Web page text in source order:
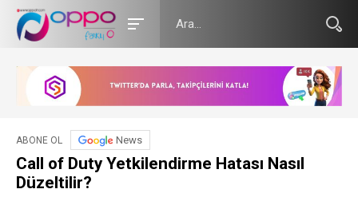
ABONE OL News
Call of Duty Yetkilendirme Hatası Nasıl
Düzeltilir?